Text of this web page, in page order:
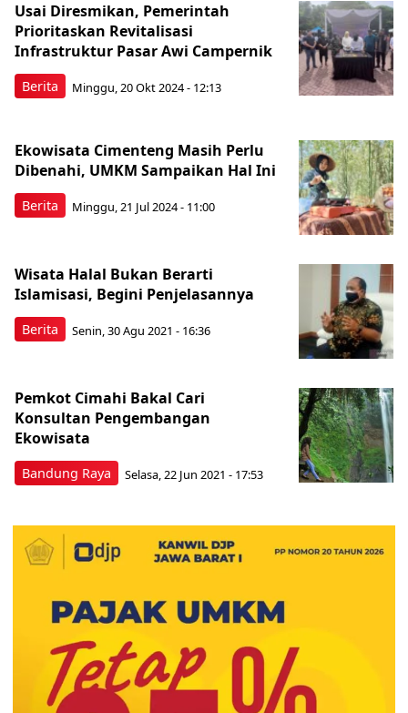
Berita
Usai Diresmikan, Pemerintah
Prioritaskan Revitalisasi
Infrastruktur Pasar Awi Campernik
Minggu, 20 Okt 2024 - 12:13
Berita
Ekowisata Cimenteng Masih Perlu
Dibenahi, UMKM Sampaikan Hal Ini
Minggu, 21 Jul 2024 - 11:00
Berita
Wisata Halal Bukan Berarti
Islamisasi, Begini Penjelasannya
Senin, 30 Agu 2021 - 16:36
Bandung Raya
Pemkot Cimahi Bakal Cari
Konsultan Pengembangan
Ekowisata
Selasa, 22 Jun 2021 - 17:53